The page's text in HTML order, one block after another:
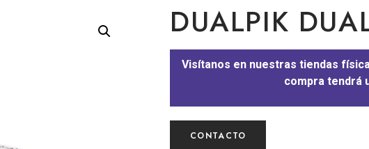
DUALPIK
Visítanos en nuestras tiendas
compra tendrá
CONTACTO